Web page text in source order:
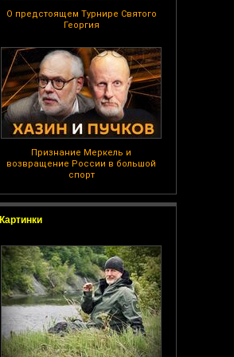
О предстоящем Турнире Святого
Георгия
Признание Меркель и
возвращение России в большой
спорт
Картинки